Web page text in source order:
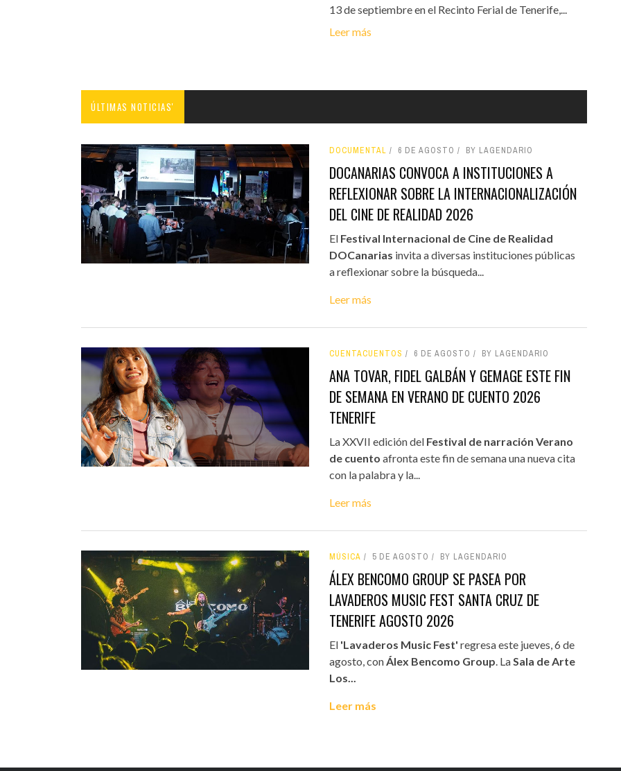
13 de septiembre en el Recinto Ferial de Tenerife,...
Leer más
ÚLTIMAS NOTICIAS'
DOCUMENTAL 6 DE AGOSTO BY LAGENDARIO
DOCANARIAS CONVOCA A INSTITUCIONES A
REFLEXIONAR SOBRE LA INTERNACIONALIZACIÓN
DEL CINE DE REALIDAD 2026
El Festival Internacional de Cine de Realidad
DOCanarias invita a diversas instituciones públicas
a reflexionar sobre la búsqueda...
Leer más
CUENTACUENTOS 6 DE AGOSTO BY LAGENDARIO
ANA TOVAR, FIDEL GALBÁN Y GEMAGE ESTE FIN
DE SEMANA EN VERANO DE CUENTO 2026
TENERIFE
La XXVII edición del Festival de narración Verano
de cuento afronta este fin de semana una nueva cita
con la palabra y la...
Leer más
MÚSICA 5 DE AGOSTO BY LAGENDARIO
ÁLEX BENCOMO GROUP SE PASEA POR
LAVADEROS MUSIC FEST SANTA CRUZ DE
TENERIFE AGOSTO 2026
El 'Lavaderos Music Fest' regresa este jueves, 6 de
agosto, con Álex Bencomo Group . La Sala de Arte
Los...
Leer más